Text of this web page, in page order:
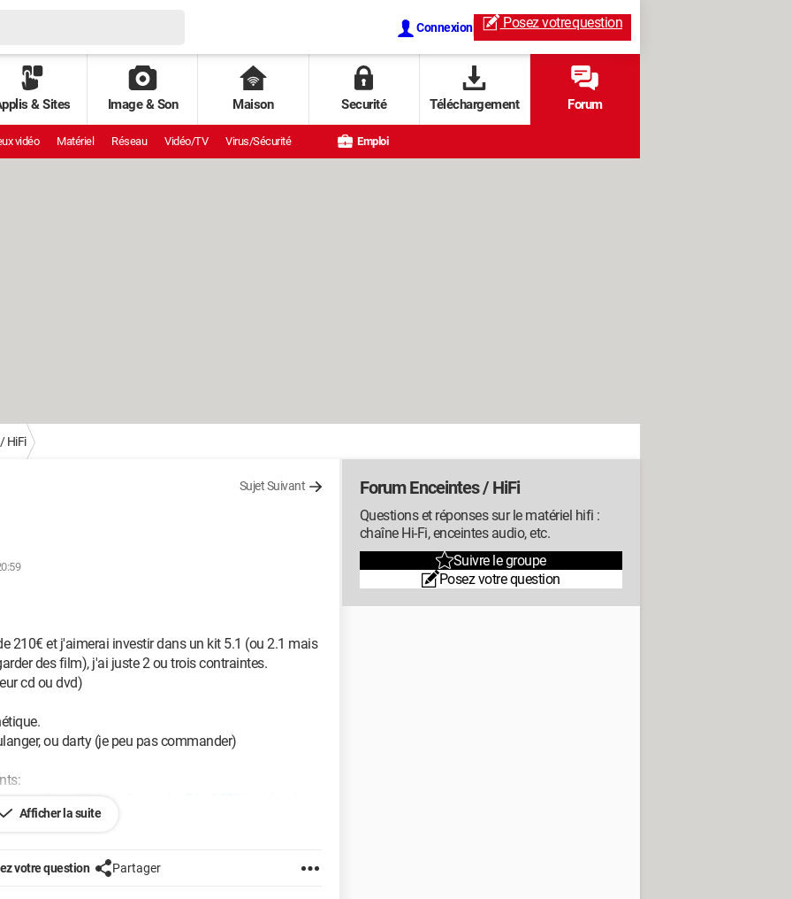
Connexion Posez votrequestion
& Sites Image & Son Maison Securité Téléchargement Forum
vidéo Matériel Réseau Vidéo/TV Virus/Sécurité Emploi
HiFi
Sujet Suivant
210€ et j'aimerai investir dans un kit 5.1 (ou 2.1 mais
des film), j'ai juste 2 ou trois contraintes.
cd ou dvd)
ou darty (je peu pas commander)
enceintes-pc/logitech-g51-p3809/test.html
c/pack-ampli-
Afficher la suite
votre question Partager
Forum Enceintes / HiFi
Questions et réponses sur le matériel hifi :
chaîne Hi-Fi, enceintes audio, etc.
Suivre le groupe
Posez votre question